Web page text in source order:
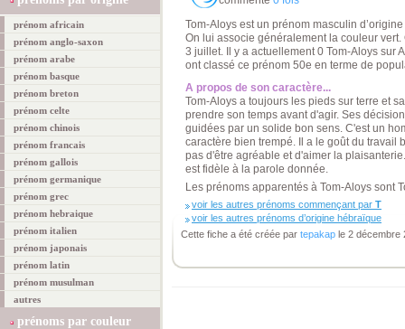
prénom africain
prénom anglo-saxon
prénom arabe
prénom basque
prénom breton
prénom celte
prénom chinois
prénom francais
prénom gallois
prénom germanique
prénom grec
prénom hebraique
prénom italien
prénom japonais
prénom latin
prénom musulman
autres
prénoms par couleur
Tom-Aloys est un prénom masculin
On lui associe généralement la couleur vert.
3 juillet. Il y a actuellement 0 Tom-Aloys sur
ont classé ce prénom 50e en terme de
A propos de son caractère...
Tom-Aloys a toujours les pieds sur terre et
prendre son temps avant d'agir. Ses
guidées par un solide bon sens. C'est un
caractère bien trempé. Il a le goût du travail
pas d'être agréable et d'aimer la
est fidèle à la parole donnée.
Les prénoms apparentés à Tom-Aloys sont
voir les autres prénoms commençant par T
voir les autres prénoms d’origine hébraïque
Cette fiche a été créée par tepakap le 2 décembre